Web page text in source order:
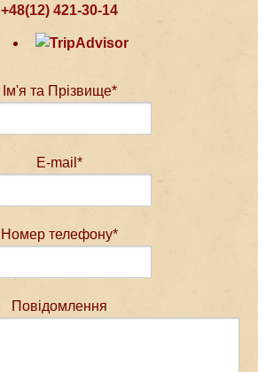
+48(12) 421-30-14
Ім'я та Прізвище*
E-mail*
Номер телефону*
Повідомлення